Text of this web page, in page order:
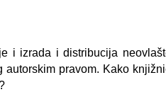
i izrada i distribucija
autorskim pravom. Kako